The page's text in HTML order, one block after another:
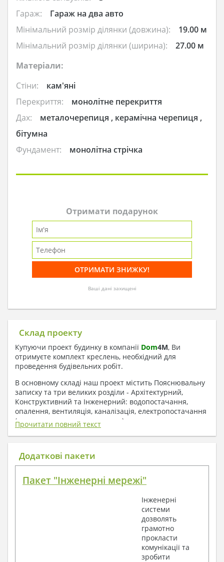
Гараж:
Гараж на два авто
Мінімальний розмір ділянки (довжина):
19.00 м
Мінімальний розмір ділянки (ширина):
27.00 м
Матеріали:
Стіни:
кам'яні
Перекриття:
монолітне перекриття
Дах:
металочерепиця , керамічна черепиця ,
бітумна
Фундамент:
монолітна стрічка
Отримати подарунок
Ваші дані захищені
Склад проекту
Купуючи проект будинку в компанії Dom4M, Ви
отримуєте комплект креслень, необхідний для
проведення будівельних робіт.
В основному складі наш проект містить Пояснювальну
записку та три великих розділи - Архітектурний,
Конструктивний та Інженерний: водопостачання,
опалення, вентиляція, каналізація, електропостачання
( купується за додаткову плату ).
1. До складу Архітектурного розділу
входять:
План покрівлі
Фасади з даними зовнішніх оздоблень
Елементи прорізів – специфікація
Дані перемичок – перетин та специфікація
Обсяги основних будівельних матеріалів
Архітектурні вузли в конструкціях
Прочитати повний текст
Додаткові пакети
Пакет "Інженерні мережі"
Інженерні
системи
дозволять
грамотно
прокласти
комунікації та
зробити